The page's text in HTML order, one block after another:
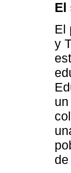
El
El
y